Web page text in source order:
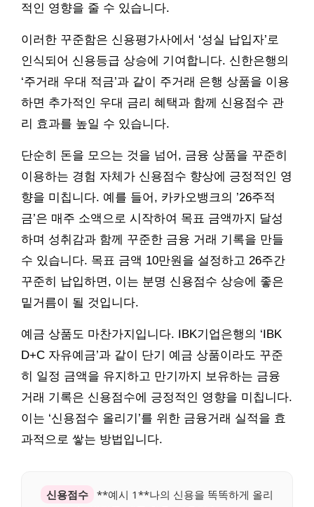
적인 영향을 줄 수 있습니다.
이러한 꾸준함은 신용평가사에서 ‘성실 납입자’로
인식되어 신용등급 상승에 기여합니다. 신한은행의
‘주거래 우대 적금’과 같이 주거래 은행 상품을 이용
하면 추가적인 우대 금리 혜택과 함께 신용점수 관
리 효과를 높일 수 있습니다.
단순히 돈을 모으는 것을 넘어, 금융 상품을 꾸준히
이용하는 경험 자체가 신용점수 향상에 긍정적인 영
향을 미칩니다. 예를 들어, 카카오뱅크의 ’26주적
금’은 매주 소액으로 시작하여 목표 금액까지 달성
하며 성취감과 함께 꾸준한 금융 거래 기록을 만들
수 있습니다. 목표 금액 10만원을 설정하고 26주간
꾸준히 납입하면, 이는 분명 신용점수 상승에 좋은
밑거름이 될 것입니다.
예금 상품도 마찬가지입니다. IBK기업은행의 ‘IBK
D+C 자유예금’과 같이 단기 예금 상품이라도 꾸준
히 일정 금액을 유지하고 만기까지 보유하는 금융
거래 기록은 신용점수에 긍정적인 영향을 미칩니다.
이는 ‘신용점수 올리기’를 위한 금융거래 실적을 효
과적으로 쌓는 방법입니다.
신용점수 **예시 1**나의 신용을 똑똑하게 올리